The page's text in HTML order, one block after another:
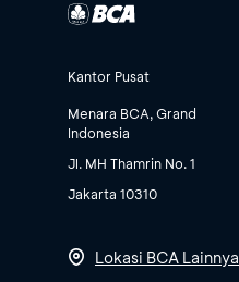
Kantor Pusat
Menara BCA, Grand
Indonesia
Jl. MH Thamrin No. 1
Jakarta 10310
Lokasi BCA Lainnya